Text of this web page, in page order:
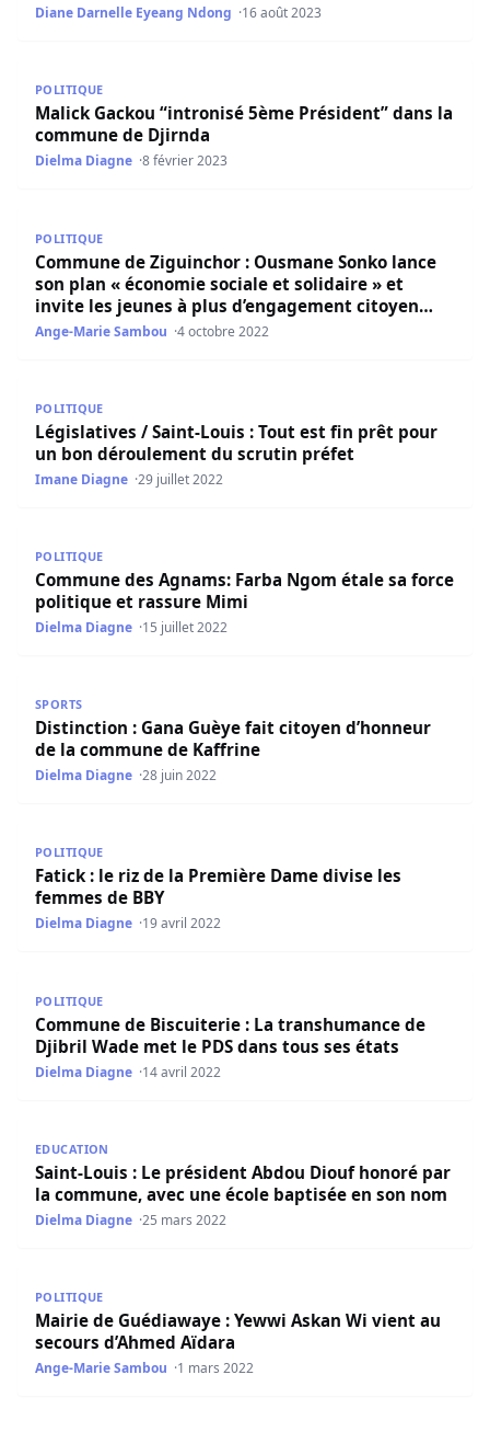
Diane Darnelle Eyeang Ndong 16 août 2023
POLITIQUE
Malick Gackou “intronisé 5ème Président” dans la
commune de Djirnda
Dielma Diagne 8 février 2023
POLITIQUE
Commune de Ziguinchor : Ousmane Sonko lance
son plan « économie sociale et solidaire » et
invite les jeunes à plus d’engagement citoyen…
Ange-Marie Sambou 4 octobre 2022
POLITIQUE
Législatives / Saint-Louis : Tout est fin prêt pour
un bon déroulement du scrutin préfet
Imane Diagne 29 juillet 2022
POLITIQUE
Commune des Agnams: Farba Ngom étale sa force
politique et rassure Mimi
Dielma Diagne 15 juillet 2022
SPORTS
Distinction : Gana Guèye fait citoyen d’honneur
de la commune de Kaffrine
Dielma Diagne 28 juin 2022
POLITIQUE
Fatick : le riz de la Première Dame divise les
femmes de BBY
Dielma Diagne 19 avril 2022
POLITIQUE
Commune de Biscuiterie : La transhumance de
Djibril Wade met le PDS dans tous ses états
Dielma Diagne 14 avril 2022
EDUCATION
Saint-Louis : Le président Abdou Diouf honoré par
la commune, avec une école baptisée en son nom
Dielma Diagne 25 mars 2022
POLITIQUE
Mairie de Guédiawaye : Yewwi Askan Wi vient au
secours d’Ahmed Aïdara
Ange-Marie Sambou 1 mars 2022